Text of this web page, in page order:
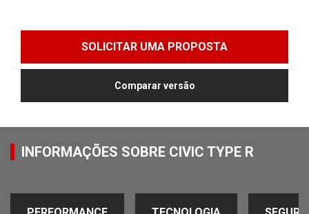
SOLICITAR UMA PROPOSTA
Comparar versão
INFORMAÇÕES SOBRE CIVIC TYPE R